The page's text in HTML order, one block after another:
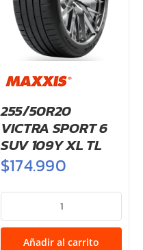
255/50R20
VICTRA SPORT 6
SUV 109Y XL TL
$174.990
VICTRA
SPORT
Añadir al carrito